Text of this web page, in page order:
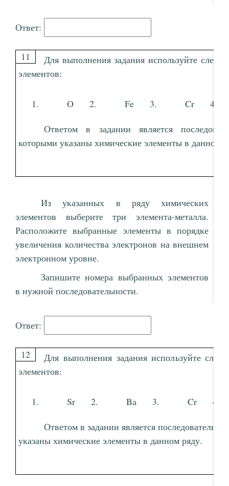
Ответ:
11
Для выполнения задания используйте
элементов:
O Fe Cr
Ответом в задании является
которыми указаны химические элементы в данном
Из указанных в ряду химических
элементов выберите три элемента-металла.
Расположите выбранные элементы в порядке
увеличения количества электронов на внешнем
электронном уровне.
Запишите номера выбранных элементов
в нужной последовательности.
Ответ:
12
Для выполнения задания используйте
элементов:
Sr Ba Cr
Ответом в задании является
указаны химические элементы в данном ряду.